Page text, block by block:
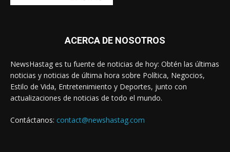
ACERCA DE NOSOTROS
NewsHastag es tu fuente de noticias de hoy: Obtén las últimas
noticias y noticias de última hora sobre Política, Negocios,
Estilo de Vida, Entretenimiento y Deportes, junto con
actualizaciones de noticias de todo el mundo.
Contáctanos: contact@newshastag.com